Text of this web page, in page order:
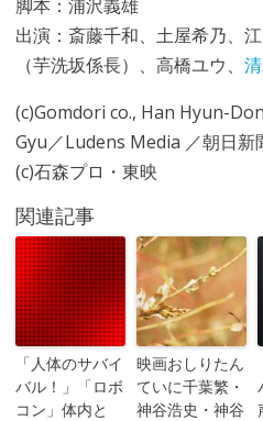
脚本：浦沢義雄
出演：斎藤千和、土屋希乃、
（芋洗坂係長）、高橋ユウ、
(c)Gomdori co., Han Hyun-
Gyu／Ludens Media ／朝日新
(c)石森プロ・東映
関連記事
「人体のサバイ
バル！」「ロボ
コン」体内と
映画おしりたん
ていに千葉繁・
神谷浩史・神谷